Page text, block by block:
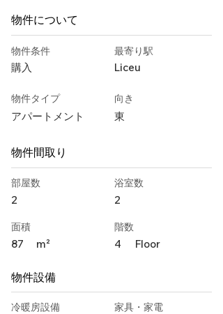
物件について
物件条件
購入
最寄り駅
Liceu
物件タイプ
アパートメント
向き
東
物件間取り
部屋数
2
面積
87 m²
浴室数
2
階数
4 Floor
物件設備
冷暖房設備 家具・家電